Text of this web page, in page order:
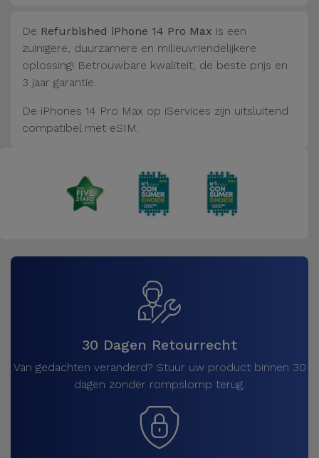
De Refurbished iPhone 14 Pro Max is een
zuinigere, duurzamere en milieuvriendelijkere
oplossing! Betrouwbare kwaliteit, de beste prijs en
3 jaar garantie.
De iPhones 14 Pro Max op iServices zijn uitsluitend
compatibel met eSIM.
30 Dagen Retourrecht
Van gedachten veranderd? Stuur uw product binnen 30
dagen zonder rompslomp terug.